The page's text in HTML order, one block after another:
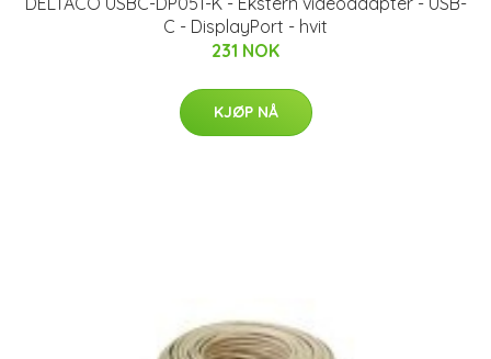
C - DisplayPort - hvit
231 NOK
KJØP NÅ